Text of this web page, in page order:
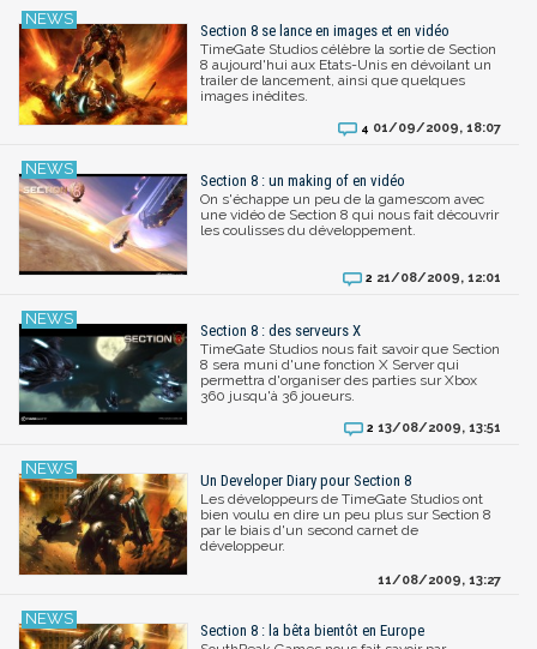
Section 8 se lance en images et en vidéo
TimeGate Studios célèbre la sortie de Section
8 aujourd'hui aux Etats-Unis en dévoilant un
trailer de lancement, ainsi que quelques
images inédites.
4 01/09/2009, 18:07
Section 8 : un making of en vidéo
On s'échappe un peu de la gamescom avec
une vidéo de Section 8 qui nous fait découvrir
les coulisses du développement.
2 21/08/2009, 12:01
Section 8 : des serveurs X
TimeGate Studios nous fait savoir que Section
8 sera muni d'une fonction X Server qui
permettra d'organiser des parties sur Xbox
360 jusqu'à 36 joueurs.
2 13/08/2009, 13:51
Un Developer Diary pour Section 8
Les développeurs de TimeGate Studios ont
bien voulu en dire un peu plus sur Section 8
par le biais d'un second carnet de
développeur.
11/08/2009, 13:27
Section 8 : la bêta bientôt en Europe